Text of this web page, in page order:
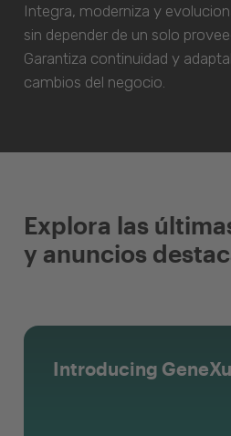
Integra, moderniza y
sin depender de un solo
Garantiza continuidad y
cambios del negocio.
Explora las
y anuncios
Introducing